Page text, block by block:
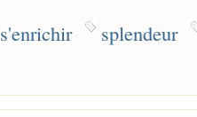
s'enrichir splendeur